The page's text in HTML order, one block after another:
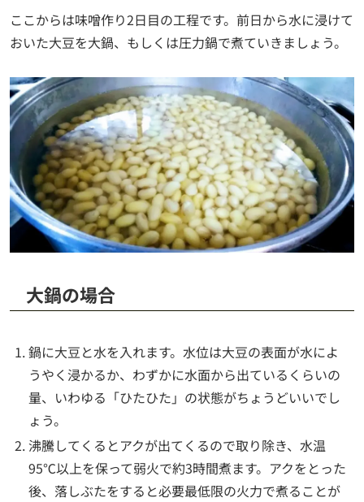
ここからは味噌作り2日目の工程です。前日から水に浸けて
おいた大豆を大鍋、もしくは圧力鍋で煮ていきましょう。
大鍋の場合
鍋に大豆と水を入れます。水位は大豆の表面が水によ
うやく浸かるか、わずかに水面から出ているくらいの
量、いわゆる「ひたひた」の状態がちょうどいいでし
ょう。
沸騰してくるとアクが出てくるので取り除き、水温
95℃以上を保って弱火で約3時間煮ます。アクをとった
後、落しぶたをすると必要最低限の火力で煮ることが